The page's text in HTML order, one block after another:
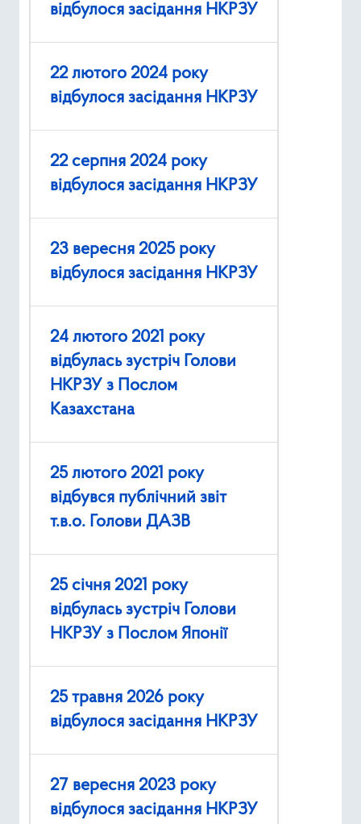
відбулося засідання НКРЗУ
22 лютого 2024 року
відбулося засідання НКРЗУ
22 серпня 2024 року
відбулося засідання НКРЗУ
23 вересня 2025 року
відбулося засідання НКРЗУ
24 лютого 2021 року
відбулась зустріч Голови
НКРЗУ з Послом
Казахстана
25 лютого 2021 року
відбувся публічний звіт
т.в.о. Голови ДАЗВ
25 січня 2021 року
відбулась зустріч Голови
НКРЗУ з Послом Японії
25 травня 2026 року
відбулося засідання НКРЗУ
27 вересня 2023 року
відбулося засідання НКРЗУ